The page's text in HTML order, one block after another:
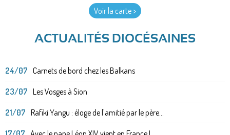
Voir la carte >
ACTUALITÉS DIOCÉSAINES
24/07 Carnets de bord chez les Balkans
23/07 Les Vosges à Sion
21/07 Rafiki Yangu : éloge de l'amitié par le père...